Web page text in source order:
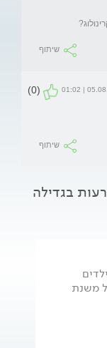
שיתוף
05.08.22 |
(0)
שיתוף
בגדילה
משנת